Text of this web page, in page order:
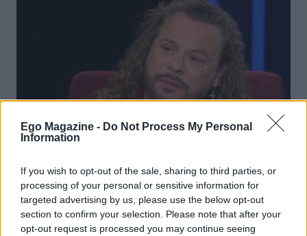
Ego Magazine - Do Not Process My Personal
Information
If you wish to opt-out of the sale, sharing to third parties, or
processing of your personal or sensitive information for
targeted advertising by us, please use the below opt-out
section to confirm your selection. Please note that after your
opt-out request is processed you may continue seeing
Χρήστος Δάντης: Οι άγνωστες ιστορίες πίσω από τις
μεγάλες επιτυχίες του – «Τα Δαχτυλικά
Αποτυπώματα δεν άρεσαν στην εταιρεία»